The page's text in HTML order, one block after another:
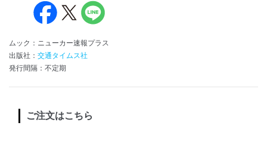
ムック：ニューカー速報プラス
出版社： 交通タイムス社
発行間隔：不定期
ご注文はこちら